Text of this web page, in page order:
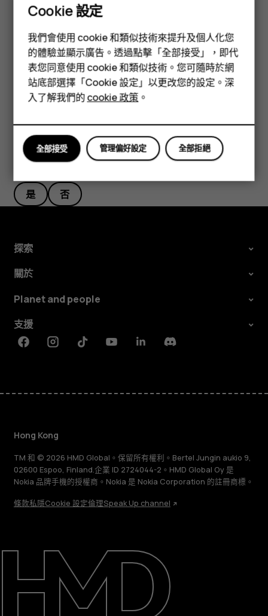
智慧型手機
功能型手機
配件
平板電腦
關於
維修、循環再用、回收再造
支援
方，例如你的裝置、記憶卡或電腦上，或寫下重要資料。
在長時間的使用下，你可能會感覺裝置輕微發熱。在大部分情況
下，這是正常的現象。為了避免過熱，裝置會自動降低速度、關
閉應用程式、停止充電，並且在必要時自動關機。如果裝置運作
不正常，請洽詢就近的授權維修機構。
您認為這有幫助嗎？
是 否
探索
關於
Planet and people
支援
FacebookInstagramTiktokYoutubeLinkedinDiscord
Hong Kong
TM 和 © 2026 HMD Global。保留所有權利。Bertel Jungin aukio 9,
02600 Espoo, Finland.企業 ID 2724044-2。HMD Global Oy 是
Nokia 品牌手機的授權商。Nokia 是 Nokia Corporation 的註冊商標。
條款私隱Cookie 設定倫理Speak Up channel
Cookie 設定
我們會使用 cookie 和類似技術來提升及個人化您
的體驗並顯示廣告。透過點擊「全部接受」，即代
表您同意使用 cookie 和類似技術。您可隨時於網
站底部選擇「Cookie 設定」以更改您的設定。深
入了解我們的cookie 政策 。
全部拒絕
管理偏好設定
全部接受